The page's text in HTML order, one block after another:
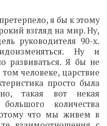
я бы к этому
взгляд на мир. Ну,
руководителя 90-х.
Ну и
развиваться. Я бы не
том человеке, царствие
просто была
такая вот некая
количества
что мы живем в